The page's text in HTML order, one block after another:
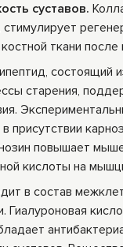
суставов.
стимулирует
ткани
состоящий
старения,
присутствии
повышает
кислоты на
состав
Гиалуроновая